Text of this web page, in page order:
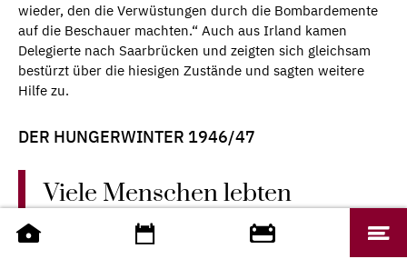
wieder, den die Verwüstungen durch die Bombardemente
auf die Beschauer machten.“ Auch aus Irland kamen
Delegierte nach Saarbrücken und zeigten sich gleichsam
bestürzt über die hiesigen Zustände und sagten weitere
Hilfe zu.
DER HUNGERWINTER 1946/47
Viele Menschen lebten
tagelang nur von
Kartoffelschalensuppe und